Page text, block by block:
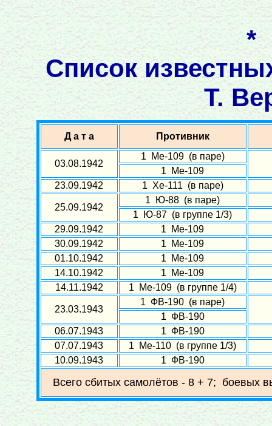
Список
Т.
Д а т а Противник
03.08.1942
1 Ме-109 (в паре)
1 Ме-109
23.09.1942
1 Хе-111 (в паре)
25.09.1942
1 Ю-88 (в паре)
1 Ю-87 (в группе 1/3)
29.09.1942
1 Ме-109
30.09.1942
1 Ме-109
01.10.1942
1 Ме-109
14.10.1942
1 Ме-109
14.11.1942
1 Ме-109 (в группе 1/4)
23.03.1943
1 ФВ-190 (в паре)
1 ФВ-190
06.07.1943
1 ФВ-190
07.07.1943
1 Ме-110 (в группе 1/3)
10.09.1943
1 ФВ-190
Всего сбитых самолётов - 8 + 7; боевых